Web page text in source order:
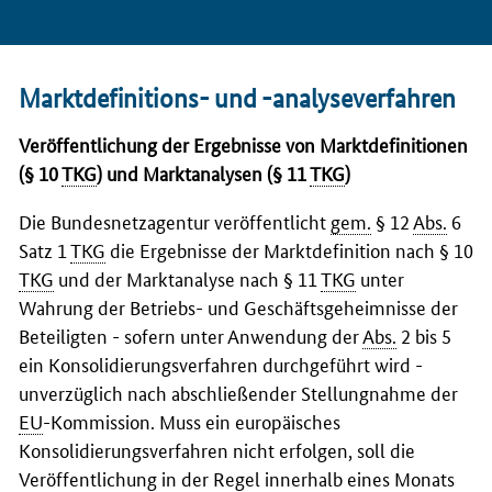
Marktdefinitions- und -analyseverfahren
Veröffentlichung der Ergebnisse von Marktdefinitionen
(§ 10TKG) und Marktanalysen (§ 11TKG)
Die Bundesnetzagentur veröffentlicht gem. § 12Abs. 6
Satz 1 TKG die Ergebnisse der Marktdefinition nach § 10
TKG und der Marktanalyse nach § 11 TKG unter
Wahrung der Betriebs- und Geschäftsgeheimnisse der
Beteiligten - sofern unter Anwendung derAbs. 2 bis 5
ein Konsolidierungsverfahren durchgeführt wird -
unverzüglich nach abschließender Stellungnahme der
EU-Kommission. Muss ein europäisches
Konsolidierungsverfahren nicht erfolgen, soll die
Veröffentlichung in der Regel innerhalb eines Monats